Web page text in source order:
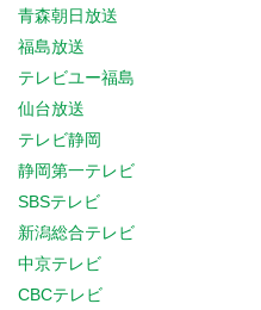
青森朝日放送
福島放送
テレビユー福島
仙台放送
テレビ静岡
静岡第一テレビ
SBSテレビ
新潟総合テレビ
中京テレビ
CBCテレビ